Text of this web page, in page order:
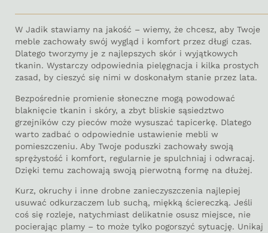
W Jadik stawiamy na jakość – wiemy, że chcesz, aby Twoje
meble zachowały swój wygląd i komfort przez długi czas.
Dlatego tworzymy je z najlepszych skór i wyjątkowych
tkanin. Wystarczy odpowiednia pielęgnacja i kilka prostych
zasad, by cieszyć się nimi w doskonałym stanie przez lata.
Bezpośrednie promienie słoneczne mogą powodować
blaknięcie tkanin i skóry, a zbyt bliskie sąsiedztwo
grzejników czy pieców może wysuszać tapicerkę. Dlatego
warto zadbać o odpowiednie ustawienie mebli w
pomieszczeniu. Aby Twoje poduszki zachowały swoją
sprężystość i komfort, regularnie je spulchniaj i odwracaj.
Dzięki temu zachowają swoją pierwotną formę na dłużej.
Kurz, okruchy i inne drobne zanieczyszczenia najlepiej
usuwać odkurzaczem lub suchą, miękką ściereczką. Jeśli
coś się rozleje, natychmiast delikatnie osusz miejsce, nie
pocierając plamy – to może tylko pogorszyć sytuację. Unikaj